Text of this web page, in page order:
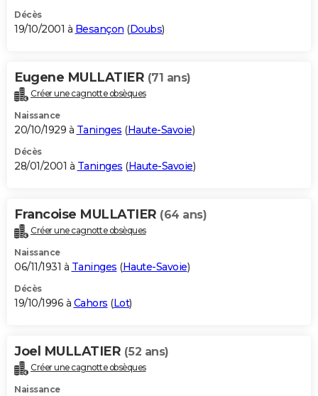
Décès
19/10/2001 à Besançon (Doubs)
Eugene MULLATIER (71 ans)
Créer une cagnotte obsèques
Naissance
20/10/1929 à Taninges (Haute-Savoie)
Décès
28/01/2001 à Taninges (Haute-Savoie)
Francoise MULLATIER (64 ans)
Créer une cagnotte obsèques
Naissance
06/11/1931 à Taninges (Haute-Savoie)
Décès
19/10/1996 à Cahors (Lot)
Joel MULLATIER (52 ans)
Créer une cagnotte obsèques
Naissance